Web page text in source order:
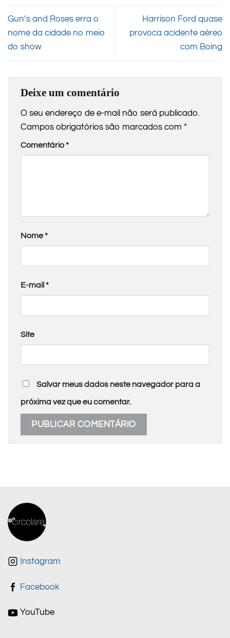
Gun’s and Roses erra o
nome da cidade no meio
do show
Harrison Ford quase
provoca acidente aéreo
com Boing
Deixe um comentário
O seu endereço de e-mail não será publicado.
Campos obrigatórios são marcados com *
Comentário*
Nome*
E-mail *
Site
Salvar meus dados neste navegador para a
próxima vez que eu comentar.
Instagram
Facebook
YouTube